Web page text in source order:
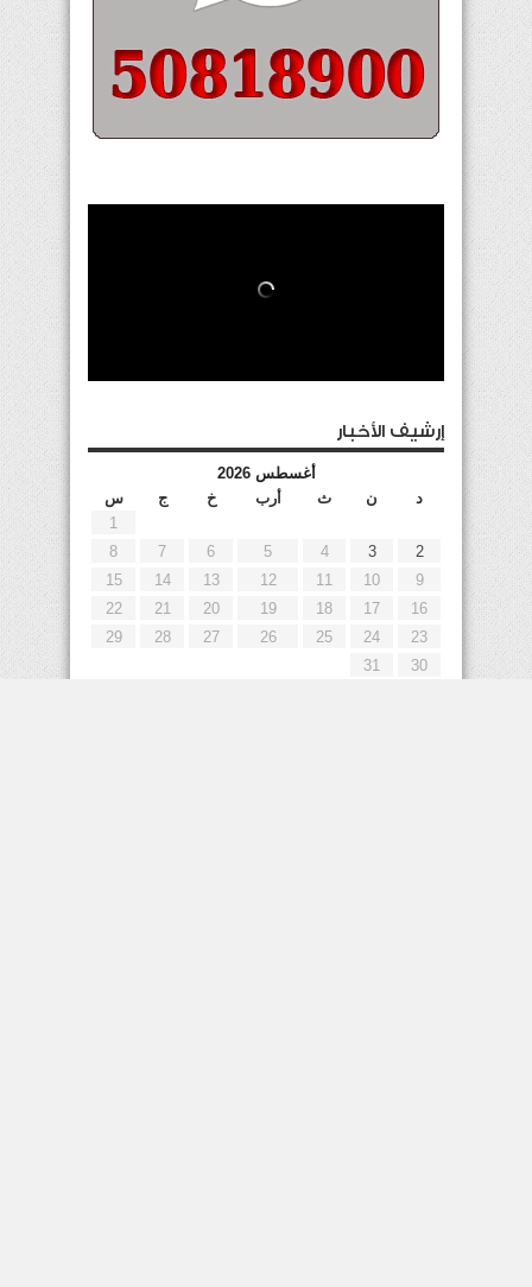
إرشيف الأخبار
أغسطس 2026
د
ن ث أرب خ ج
س
1
2
3
4
5
6
7
8
9
10
11
12
13
14
15
16
17
18
19
20
21
22
23
24
25
26
27
28
29
30
31